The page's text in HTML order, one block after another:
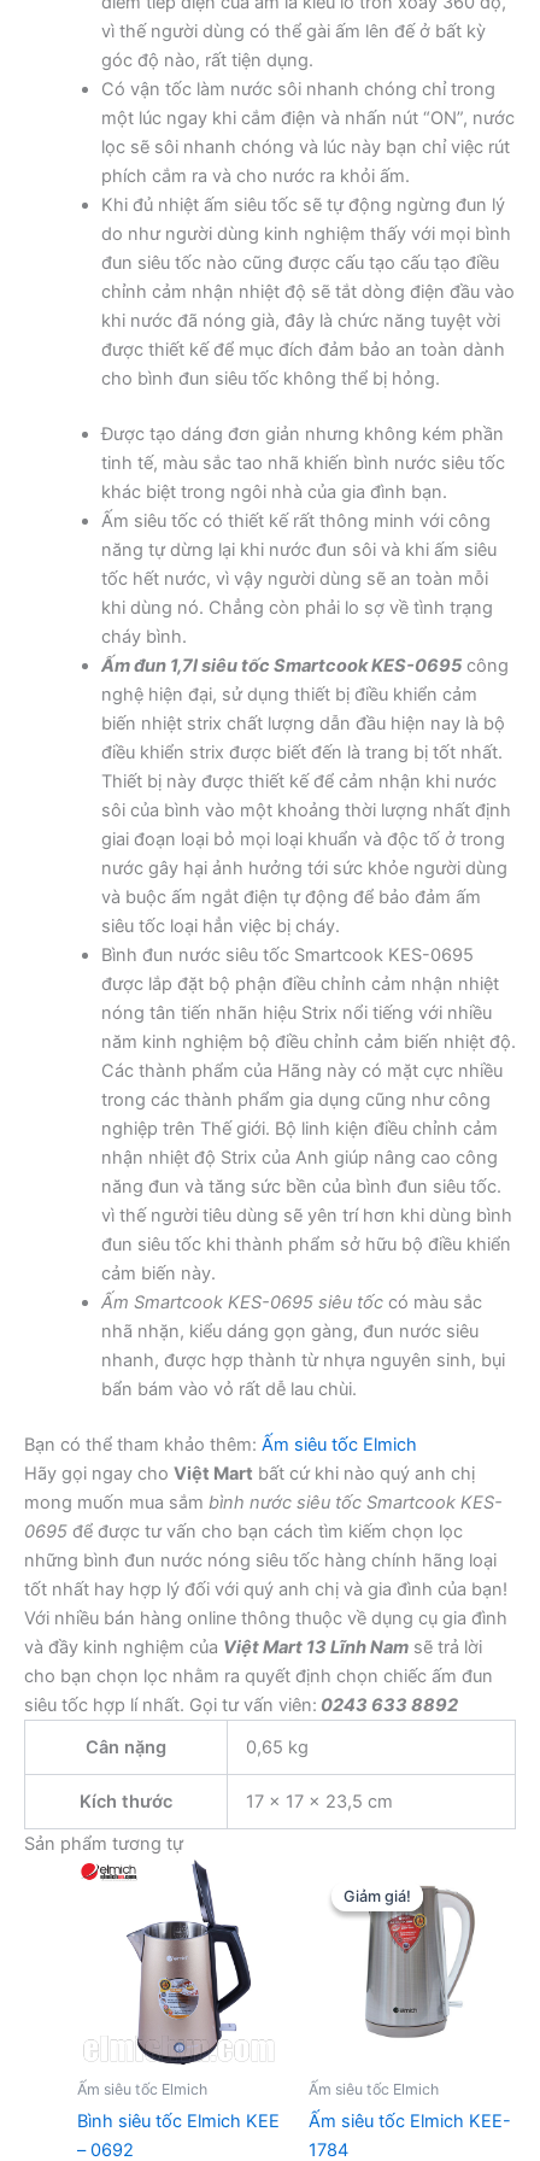
vì thế người dùng có thể gài ấm lên đế ở bất kỳ
góc độ nào, rất tiện dụng.
Có vận tốc làm nước sôi nhanh chóng chỉ trong
một lúc ngay khi cắm điện và nhấn nút “ON”, nước
lọc sẽ sôi nhanh chóng và lúc này bạn chỉ việc rút
phích cắm ra và cho nước ra khỏi ấm.
Khi đủ nhiệt ấm siêu tốc sẽ tự động ngừng đun lý
do như người dùng kinh nghiệm thấy với mọi bình
đun siêu tốc nào cũng được cấu tạo cấu tạo điều
chỉnh cảm nhận nhiệt độ sẽ tắt dòng điện đầu vào
khi nước đã nóng già, đây là chức năng tuyệt vời
được thiết kế để mục đích đảm bảo an toàn dành
cho bình đun siêu tốc không thể bị hỏng.
Được tạo dáng đơn giản nhưng không kém phần
tinh tế, màu sắc tao nhã khiến bình nước siêu tốc
khác biệt trong ngôi nhà của gia đình bạn.
Ấm siêu tốc có thiết kế rất thông minh với công
năng tự dừng lại khi nước đun sôi và khi ấm siêu
tốc hết nước, vì vậy người dùng sẽ an toàn mỗi
khi dùng nó. Chẳng còn phải lo sợ về tình trạng
cháy bình.
Ấm đun 1,7l siêu tốc Smartcook KES-0695công
nghệ hiện đại, sử dụng thiết bị điều khiển cảm
biến nhiệt strix chất lượng dẫn đầu hiện nay là bộ
điều khiển strix được biết đến là trang bị tốt nhất.
Thiết bị này được thiết kế để cảm nhận khi nước
sôi của bình vào một khoảng thời lượng nhất định
giai đoạn loại bỏ mọi loại khuẩn và độc tố ở trong
nước gây hại ảnh hưởng tới sức khỏe người dùng
và buộc ấm ngắt điện tự động để bảo đảm ấm
siêu tốc loại hẳn việc bị cháy.
Bình đun nước siêu tốc Smartcook KES-0695
được lắp đặt bộ phận điều chỉnh cảm nhận nhiệt
nóng tân tiến nhãn hiệu Strix nổi tiếng với nhiều
năm kinh nghiệm bộ điều chỉnh cảm biến nhiệt độ.
Các thành phẩm của Hãng này có mặt cực nhiều
trong các thành phẩm gia dụng cũng như công
nghiệp trên Thế giới. Bộ linh kiện điều chỉnh cảm
nhận nhiệt độ Strix của Anh giúp nâng cao công
năng đun và tăng sức bền của bình đun siêu tốc.
vì thế người tiêu dùng sẽ yên trí hơn khi dùng bình
đun siêu tốc khi thành phẩm sở hữu bộ điều khiển
cảm biến này.
Ấm Smartcook KES-0695 siêu tốccó màu sắc
nhã nhặn, kiểu dáng gọn gàng, đun nước siêu
nhanh, được hợp thành từ nhựa nguyên sinh, bụi
bẩn bám vào vỏ rất dễ lau chùi.
Bạn có thể tham khảo thêm: Ấm siêu tốc Elmich
Hãy gọi ngay cho Việt Mart bất cứ khi nào quý anh chị
mong muốn mua sắm bình nước siêu tốc Smartcook KES-
0695 để được tư vấn cho bạn cách tìm kiếm chọn lọc
những bình đun nước nóng siêu tốc hàng chính hãng loại
tốt nhất hay hợp lý đối với quý anh chị và gia đình của bạn!
Với nhiều bán hàng online thông thuộc về dụng cụ gia đình
và đầy kinh nghiệm của Việt Mart 13 Lĩnh Nam sẽ trả lời
cho bạn chọn lọc nhằm ra quyết định chọn chiếc ấm đun
siêu tốc hợp lí nhất. Gọi tư vấn viên: 0243 633 8892
Cân nặng
0,65 kg
Kích thước
17 × 17 × 23,5 cm
Sản phẩm tương tự
Ấm siêu tốc Elmich
Bình siêu tốc Elmich KEE
– 0692
Giảm giá!
Giảm giá!
Ấm siêu tốc Elmich
Ấm siêu tốc Elmich KEE-
1784